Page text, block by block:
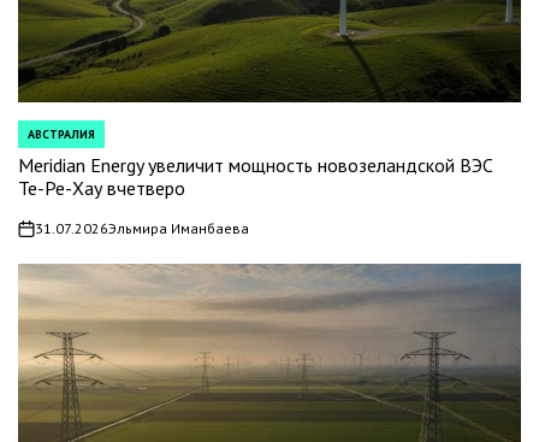
POSTED
IN
АВСТРАЛИЯ
Meridian Energy увеличит мощность новозеландской ВЭС
Те-Ре-Хау вчетверо
on31.07.2026Эльмира Иманбаева